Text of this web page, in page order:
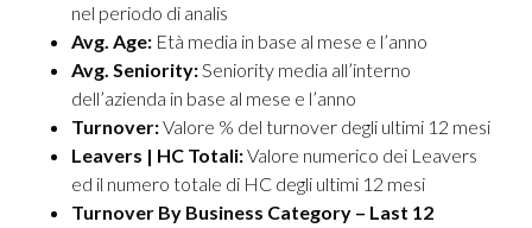
nel periodo di analis
Avg. Age: Età media in base al mese e l’anno
Avg. Seniority:Seniority media all’interno
dell’azienda in base al mese e l’anno
Turnover:Valore % del turnover degli ultimi 12 mesi
Leavers | HC Totali:Valore numerico dei Leavers
ed il numero totale di HC degli ultimi 12 mesi
Turnover By Business Category – Last 12